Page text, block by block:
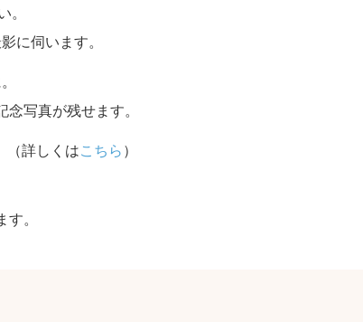
に伺います。
写真が残せます。
（詳しくはこちら ）
。